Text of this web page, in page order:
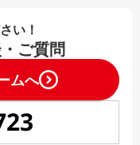
い！
ご質問
ムへ